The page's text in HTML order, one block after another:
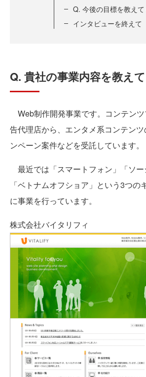
Q. 今後の目標を教え
インタビューを終えて
Q. 貴社の事業内容を教え
Web制作開発事業です。コンテン
告代理店から、エンタメ系コンテン
ンペーン案件などを受託しています。
最近では「スマートフォン」「ソー
「ベトナムオフショア」という3つの
に事業を行っています。
株式会社バイタリフィ